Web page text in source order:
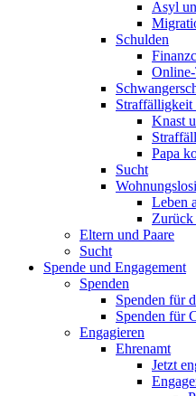
Asyl
Schulden
Knast
Papa
Sucht
Leben
Zurück
Eltern und Paare
Sucht
Spende und Engagement
Spenden
Spenden für
Spenden für
Engagieren
Ehrenamt
Jetzt